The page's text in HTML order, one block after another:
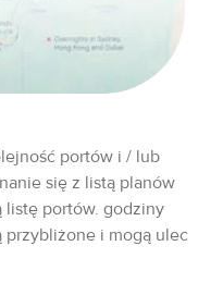
portów i / lub
się z listą planów
listę portów. godziny
przybliżone i mogą ulec